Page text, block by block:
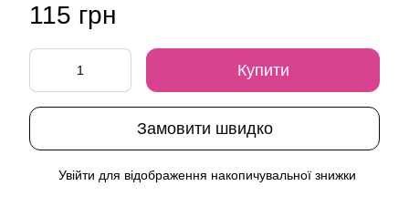
115 грн
Купити
Замовити швидко
Увійти для відображення накопичувальної знижки